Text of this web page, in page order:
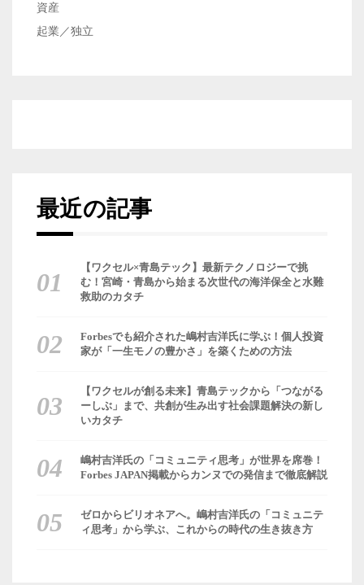
資産
起業／独立
最近の記事
【ワクセル×青島テック】最新テクノロジーで挑
む！宮崎・青島から始まる次世代の海洋保全と水難
救助のカタチ
Forbesでも紹介された嶋村吉洋氏に学ぶ！個人投資
家が「一生モノの豊かさ」を築くための方法
【ワクセルが創る未来】青島テックから「つながる
ーしぶ」まで、共創が生み出す社会課題解決の新し
いカタチ
嶋村吉洋氏の「コミュニティ思考」が世界を席巻！
Forbes JAPAN掲載からカンヌでの発信まで徹底解説
ゼロからビリオネアへ。嶋村吉洋氏の「コミュニテ
ィ思考」から学ぶ、これからの時代の生き抜き方